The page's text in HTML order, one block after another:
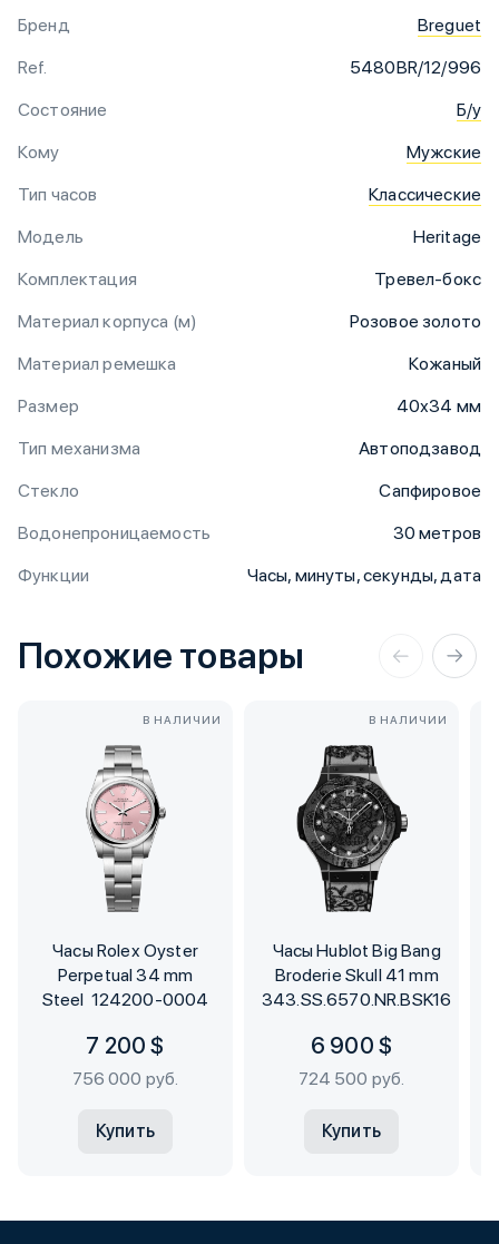
Бренд
Breguet
Ref.
5480BR/12/996
Состояние
Б/у
Кому
Мужские
Тип часов
Классические
Модель
Heritage
Комплектация
Тревел-бокс
Материал корпуса (м)
Розовое золото
Материал ремешка
Кожаный
Размер
40х34 мм
Тип механизма
Автоподзавод
Стекло
Сапфировое
Водонепроницаемость
30 метров
Функции
Часы, минуты, секунды, дата
Похожие товары
В НАЛИЧИИ
Часы Rolex Oyster
Perpetual 34 mm
Steel 124200-0004
7 200 $
756 000 руб.
Купить
В НАЛИЧИИ
Часы Hublot Big Bang
Broderie Skull 41 mm
343.SS.6570.NR.BSK16
6 900 $
724 500 руб.
Купить